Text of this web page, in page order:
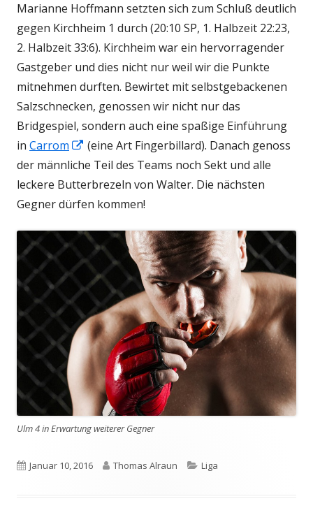
Marianne Hoffmann setzten sich zum Schluß deutlich
gegen Kirchheim 1 durch (20:10 SP, 1. Halbzeit 22:23,
2. Halbzeit 33:6). Kirchheim war ein hervorragender
Gastgeber und dies nicht nur weil wir die Punkte
mitnehmen durften. Bewirtet mit selbstgebackenen
Salzschnecken, genossen wir nicht nur das
Bridgespiel, sondern auch eine spaßige Einführung
in Carrom
In
neuem
Fenster
öffnen
(eine Art Fingerbillard). Danach genoss
der männliche Teil des Teams noch Sekt und alle
leckere Butterbrezeln von Walter. Die nächsten
Gegner dürfen kommen!
Ulm 4 in Erwartung weiterer Gegner
Veröffentlicht
Januar 10, 2016 Autor
Thomas Alraun Kategorien
Liga